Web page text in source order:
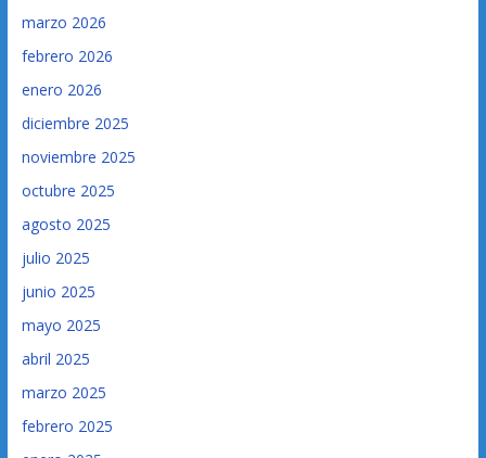
marzo 2026
febrero 2026
enero 2026
diciembre 2025
noviembre 2025
octubre 2025
agosto 2025
julio 2025
junio 2025
mayo 2025
abril 2025
marzo 2025
febrero 2025